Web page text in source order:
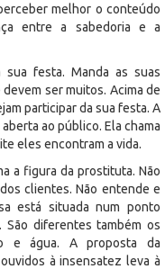
melhor o conteúdo
entre a sabedoria e a
festa. Manda as suas
ser muitos. Acima de
participar da sua festa. A
ao público. Ela chama
eles encontram a vida.
a figura da prostituta. Não
clientes. Não entende e
está situada num ponto
São diferentes também os
e água. A proposta da
à insensatez leva à